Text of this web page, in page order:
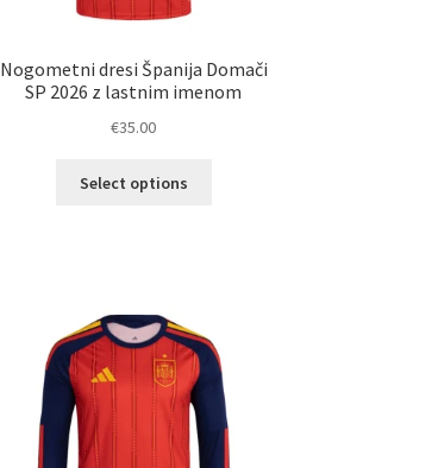
Nogometni dresi Španija Domači
SP 2026 z lastnim imenom
€35.00
Select options
izberete
na
strani
izdelka